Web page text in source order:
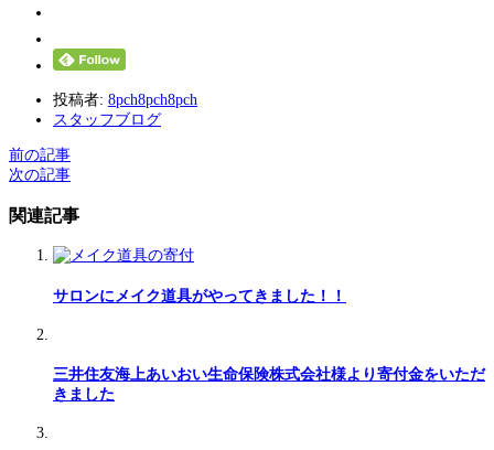
投稿者: 8pch8pch8pch
スタッフブログ
前の記事
次の記事
関連記事
サロンにメイク道具がやってきました！！
三井住友海上あいおい生命保険株式会社様より寄付金をいただ
きました